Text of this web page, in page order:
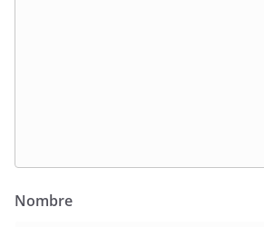
Nombre